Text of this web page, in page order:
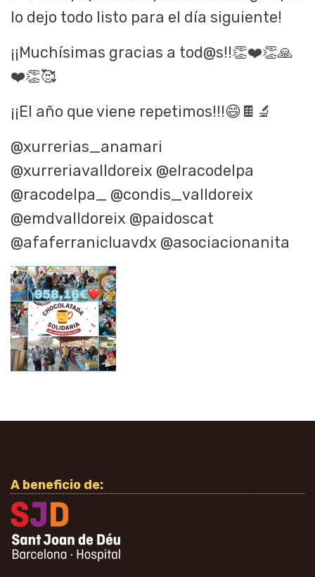
lo dejo todo listo para el día siguiente!
¡¡Muchísimas gracias a tod@s!!👏❤️👏🙏
❤️👏🥰
¡¡El año que viene repetimos!!!😄🍫🔬
@xurrerias_anamari
@xurreriavalldoreix @elracodelpa
@racodelpa_ @condis_valldoreix
@emdvalldoreix @paidoscat
@afaferranicluavdx @asociacionanita
A beneficio de: